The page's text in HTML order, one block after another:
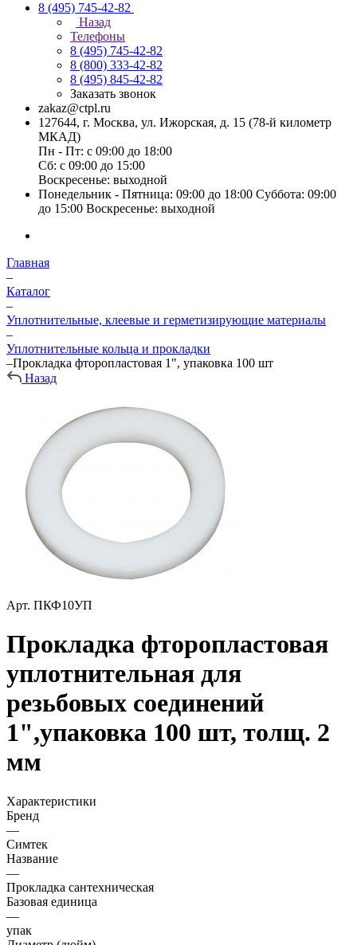
8 (495) 745-42-82
Назад
Телефоны
8 (495) 745-42-82
8 (800) 333-42-82
8 (495) 845-42-82
Заказать звонок
zakaz@ctpl.ru
127644, г. Москва, ул. Ижорская, д. 15 (78-й километр
МКАД)
Пн - Пт: с 09:00 до 18:00
Сб: с 09:00 до 15:00
Воскресенье: выходной
Понедельник - Пятница: 09:00 до 18:00 Суббота: 09:00
до 15:00 Воскресенье: выходной
Главная
–
Каталог
–
Уплотнительные, клеевые и герметизирующие материалы
–
Уплотнительные кольца и прокладки
–Прокладка фторопластовая 1", упаковка 100 шт
Назад
Арт. ПКФ10УП
Прокладка фторопластовая
уплотнительная для
резьбовых соединений
1",упаковка 100 шт, толщ. 2
мм
Характеристики
Бренд
—
Симтек
Название
—
Прокладка сантехническая
Базовая единица
—
упак